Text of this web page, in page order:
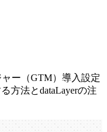
ー（GTM）導入設定
方法とdataLayerの注